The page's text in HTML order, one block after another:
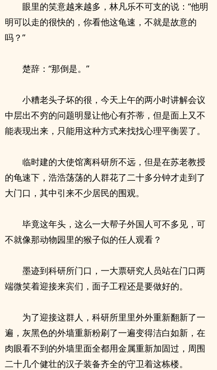
眼里的笑意越来越多，林凡乐不可支的说：“他明
明可以走的很快的，你看他这龟速，不就是故意的
吗？”
楚辞：“那倒是。”
小糟老头子坏的很，今天上午的两小时讲解会议
中层出不穷的问题明显让他心有芥蒂，但是面上又不
能表现出来，只能用这种方式来找找心理平衡罢了。
临时建的大使馆离科研所不远，但是在苏老教授
的龟速下，浩浩荡荡的人群花了二十多分钟才走到了
大门口，其中引来不少居民的围观。
毕竟这年头，这么一大帮子外国人可不多见，可
不就像那动物园里的猴子似的任人观看？
墨迹到科研所门口，一大票研究人员站在门口两
端微笑着迎接来宾们，面子工程还是要做好的。
为了迎接这群人，科研所里里外外重新翻新了一
遍，灰黑色的外墙重新粉刷了一遍变得洁白如新，在
肉眼看不到的外墙里面全都用金属重新加固过，周围
二十几个健壮的汉子装备齐全的守卫着这栋楼。